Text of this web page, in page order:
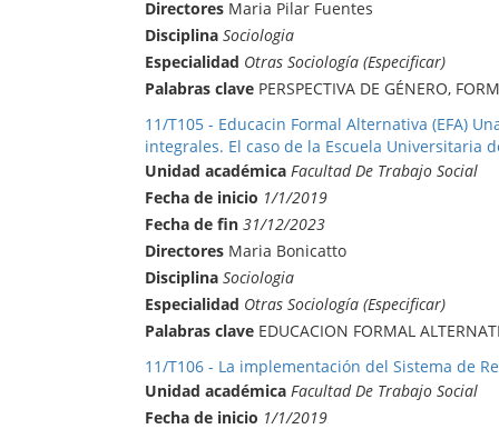
Directores Maria Pilar Fuentes
Disciplina Sociologia
Especialidad Otras Sociología (Especificar)
Palabras clave PERSPECTIVA DE GÉNERO,
11/T105 - Educacin Formal Alternativa (EFA)
integrales. El caso de la Escuela Universitaria
Unidad académica Facultad De Trabajo Social
Fecha de inicio 1/1/2019
Fecha de fin 31/12/2023
Directores Maria Bonicatto
Disciplina Sociologia
Especialidad Otras Sociología (Especificar)
Palabras clave EDUCACION FORMAL
11/T106 - La implementación del Sistema de
Unidad académica Facultad De Trabajo Social
Fecha de inicio 1/1/2019